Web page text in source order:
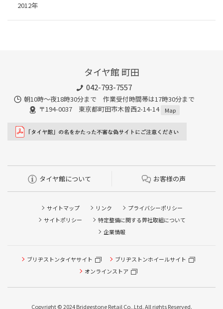
2012年
タイヤ館 町田
042-793-7557
朝10時～夜18時30分まで 作業受付時間帯は17時30分まで
〒194-0037 東京都町田市木曽西2-14-14
Map
タイヤ館について お客様の声
サイトマップ リンク
プライバシーポリシー
サイトポリシー
特定整備に関する弊社取組について
企業情報
ブリヂストンタイヤサイト
ブリヂストンホイールサイト
オンラインストア
Copyright © 2024 Bridgestone Retail Co.,Ltd. All rights Reserved.